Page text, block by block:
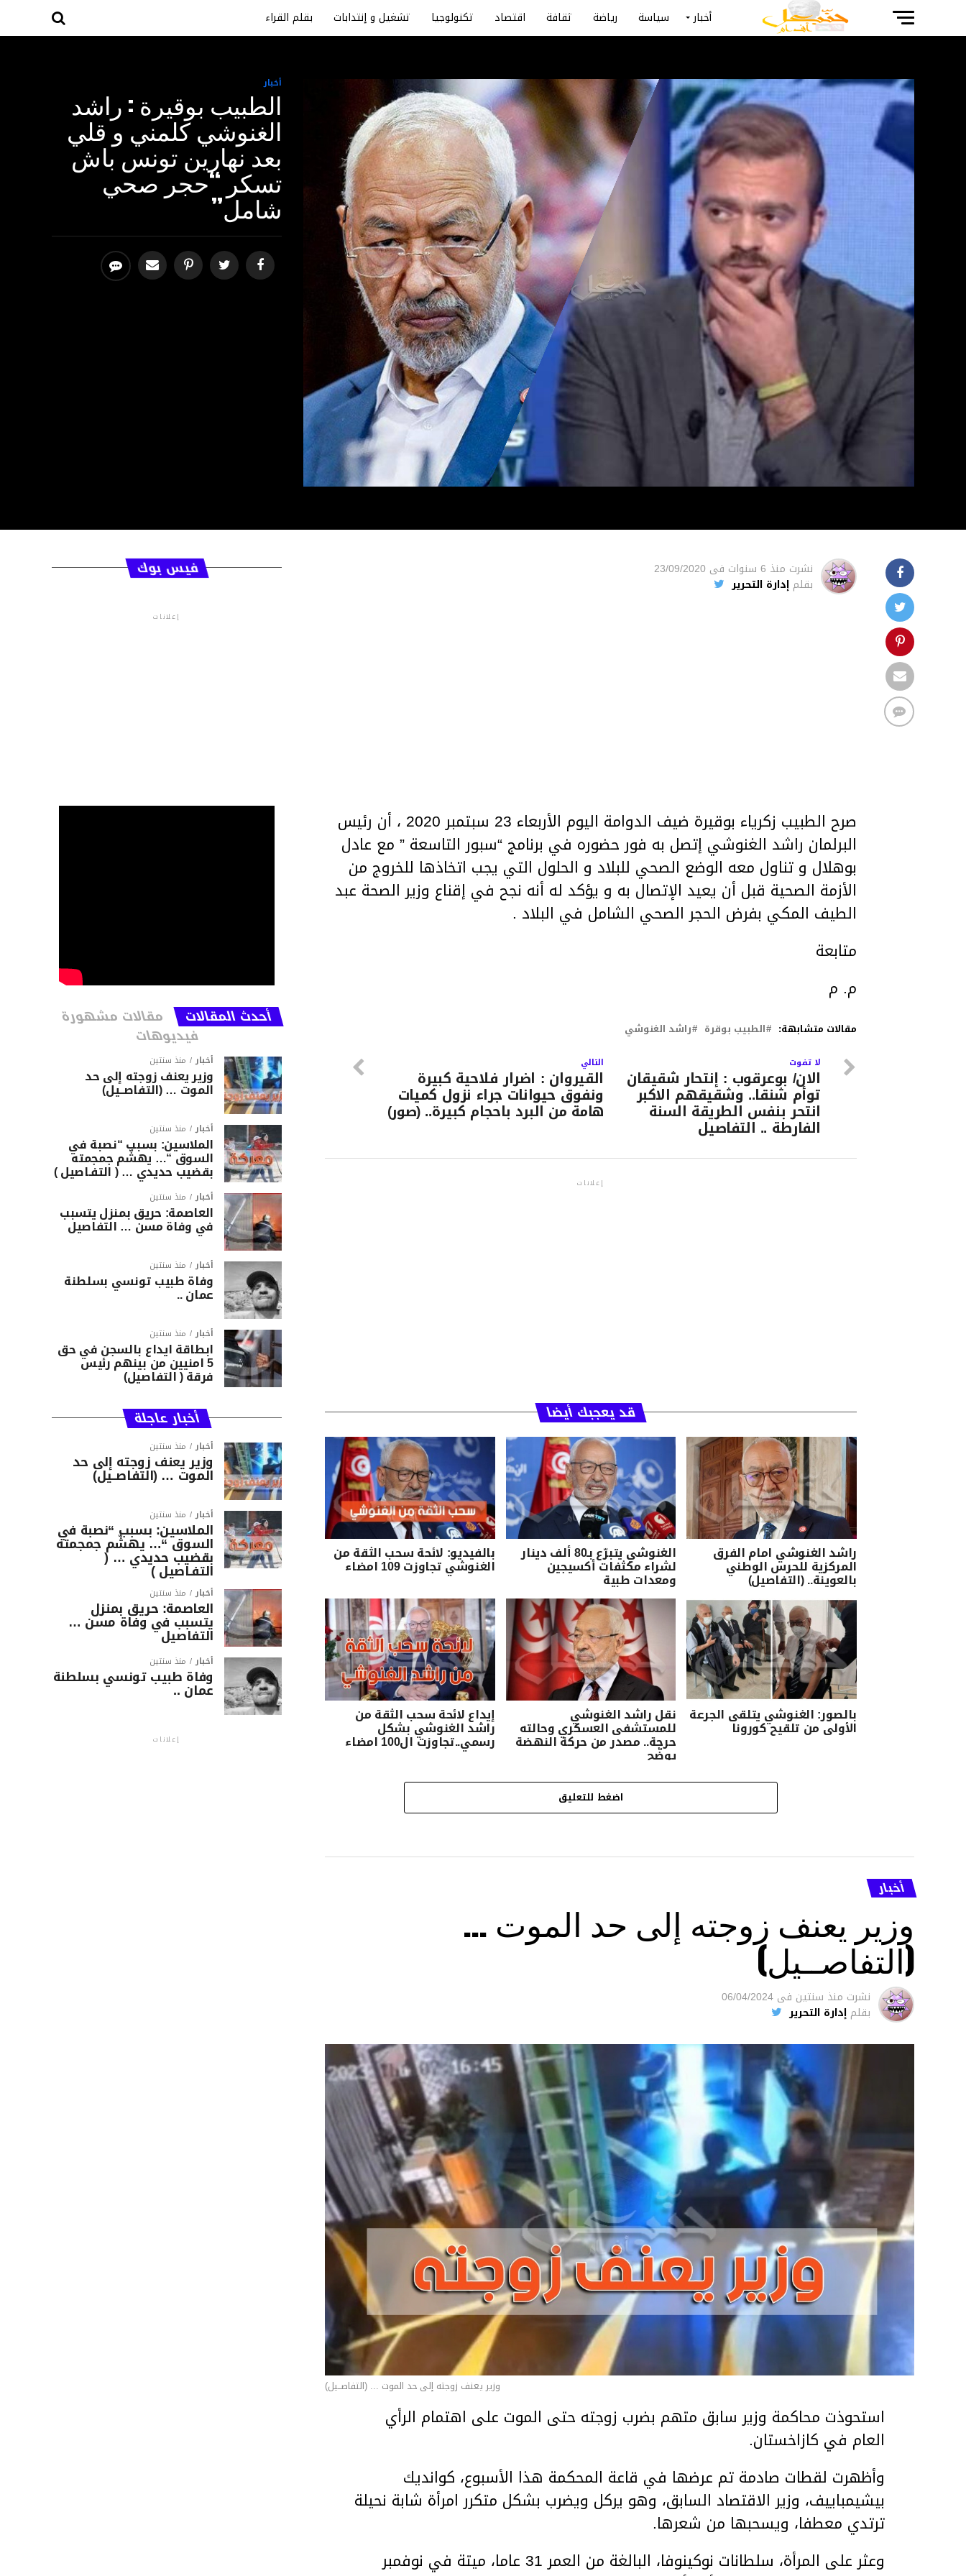
أخبار سياسة رياضة ثقافة اقتصاد تكنولوجيا تشغيل و إنتدابات بقلم القراء
أخبار
الطبيب بوقيرة : راشد
الغنوشي كلمني و قلي
بعد نهارين تونس باش
تسكر “حجر صحي
شامل”
نشرت منذ 6 سنوات فى 23/09/2020
بقلم إدارة التحرير
صرح الطبيب زكرياء بوقيرة ضيف الدوامة اليوم الأربعاء 23 سبتمبر 2020 ، أن رئيس
البرلمان راشد الغنوشي إتصل به فور حضوره في برنامج “سبور التاسعة ” مع عادل
بوهلال و تناول معه الوضع الصحي للبلاد و الحلول التي يجب اتخاذها للخروج من
الأزمة الصحية قبل أن يعيد الإتصال به و يؤكد له أنه نجح في إقناع وزير الصحة عبد
الطيف المكي بفرض الحجر الصحي الشامل في البلاد .
متابعة
م. م
مقالات متشابهة: الطبيب بوقرة راشد الغنوشي
التالي
القيروان : اضرار فلاحية كبيرة
ونفوق حيوانات جراء نزول كميات
هامة من البرد باحجام كبيرة.. (صور)
لا تفوت
الان/ بوعرقوب : إنتحار شقيقان
توأم شنقا.. وشقيقهم الاكبر
انتحر بنفس الطريقة السنة
الفارطة .. التفاصيل
إعلانات
قد يعجبك أيضا
راشد الغنوشي امام الفرق
المركزية للحرس الوطني
بالعوينة.. (التفاصيل)
الغنوشي يتبرّع بـ80 ألف دينار
لشراء مكثفات أكسيجين
ومعدات طبية
بالفيديو: لائحة سحب الثقة من
الغنوشي تجاوزت 109 امضاء
بالصور: الغنوشي يتلقى الجرعة
الأولى من تلقيح كورونا
نقل راشد الغنوشي
للمستشفى العسكري وحالته
حرجة.. مصدر من حركة النهضة
يوضّح
إيداع لائحة سحب الثقة من
راشد الغنوشي بشكل
رسمي..تجاوزت ال100 امضاء
اضغط للتعليق
أخبار
وزير يعنف زوجته إلى حد الموت …
(التفاصــيل)
نشرت منذ سنتين فى 06/04/2024
بقلم إدارة التحرير
وزير يعنف زوجته إلى حد الموت ... (التفاصــيل)
استحوذت محاكمة وزير سابق متهم بضرب زوجته حتى الموت على اهتمام الرأي
العام في كازاخستان.
وأظهرت لقطات صادمة تم عرضها في قاعة المحكمة هذا الأسبوع، كوانديك
بيشيمباييف، وزير الاقتصاد السابق، وهو يركل ويضرب بشكل متكرر امرأة شابة نحيلة
ترتدي معطفا، ويسحبها من شعرها.
وعثر على المرأة، سلطانات نوكينوفا، البالغة من العمر 31 عاما، ميتة في نوفمبر
فيس بوك
إعلانات
أحدث المقالات مقالات مشهورة
فيديوهات
أخبار منذ سنتين
وزير يعنف زوجته إلى حد
الموت … (التفاصــيل)
أخبار منذ سنتين
الملاسين: بسبب “نصبة في
السوق “… يهشّم جمجمته
بقضيب حديدي … ( التفـاصيل )
أخبار منذ سنتين
العاصمة: حريق بمنزل يتسبب
في وفاة مسن … التفاصيل
أخبار منذ سنتين
وفاة طبيب تونسي بسلطنة
عمان ..
أخبار منذ سنتين
ابطاقة ايداع بالسجن في حق
5 امنيين من بينهم رئيس
فرقة ( التفاصيل)
أخبار عاجلة
أخبار منذ سنتين
وزير يعنف زوجته إلى حد
الموت … (التفاصــيل)
أخبار منذ سنتين
الملاسين: بسبب “نصبة في
السوق “… يهشّم جمجمته
بقضيب حديدي … (
التفـاصيل )
أخبار منذ سنتين
العاصمة: حريق بمنزل
يتسبب في وفاة مسن …
التفاصيل
أخبار منذ سنتين
وفاة طبيب تونسي بسلطنة
عمان ..
إعلانات